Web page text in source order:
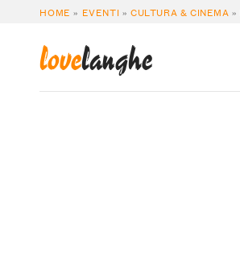
HOME » EVENTI »CULTURA & CINEMA »
lovelanghe